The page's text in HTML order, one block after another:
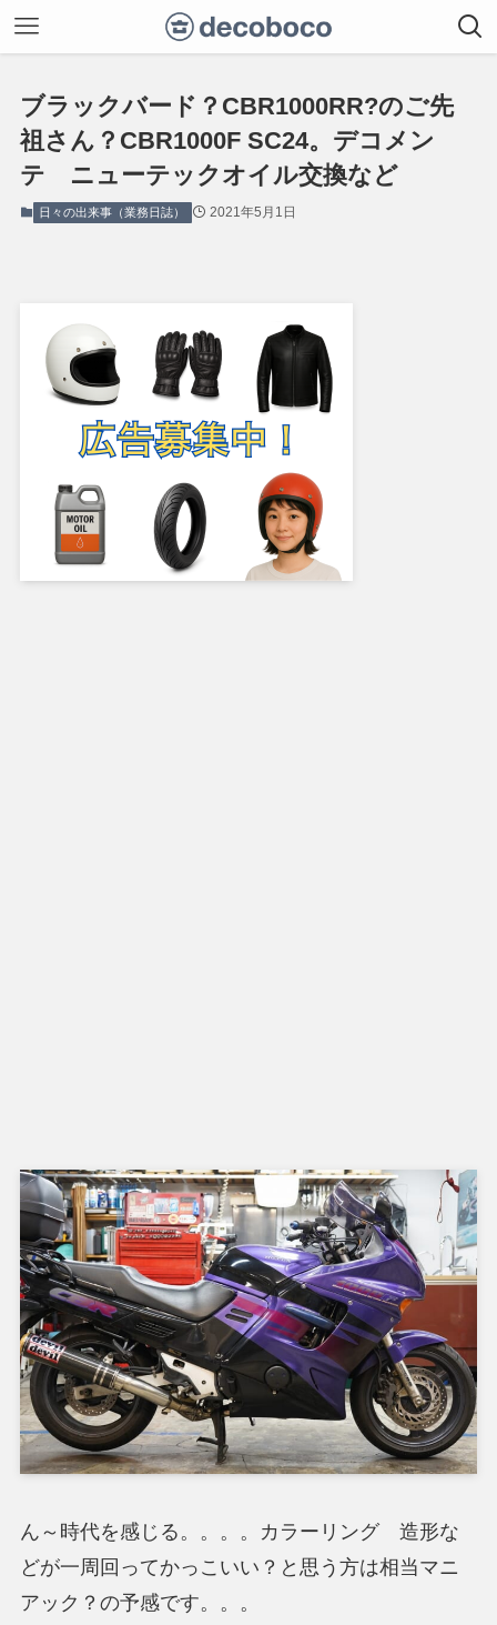
ブラックバード？CBR1000RR?のご先
祖さん？CBR1000F SC24。デコメン
テ ニューテックオイル交換など
日々の出来事（業務日誌） 2021年5月1日
ん～時代を感じる。。。。カラーリング 造形な
どが一周回ってかっこいい？と思う方は相当マニ
アック？の予感です。。。